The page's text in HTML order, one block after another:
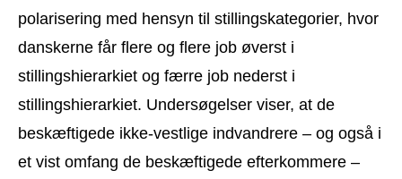
polarisering med hensyn til stillingskategorier, hvor
danskerne får flere og flere job øverst i
stillingshierarkiet og færre job nederst i
stillingshierarkiet. Undersøgelser viser, at de
beskæftigede ikke-vestlige indvandrere – og også i
et vist omfang de beskæftigede efterkommere –